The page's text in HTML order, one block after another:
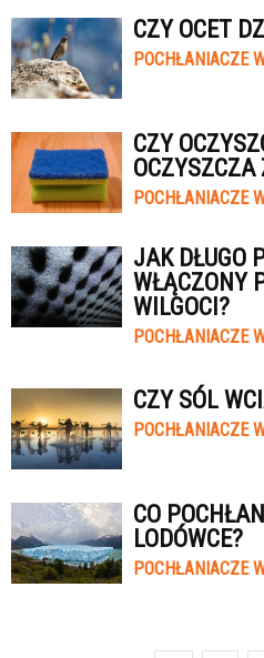
CZY OCET
POCHŁANIACZE
CZY
OCZYSZCZA
POCHŁANIACZE
JAK DŁUGO
WŁĄCZONY
WILGOCI?
POCHŁANIACZE
CZY SÓL
POCHŁANIACZE
CO
LODÓWCE?
POCHŁANIACZE